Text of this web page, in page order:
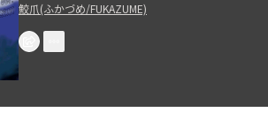
鮫爪(ふかづめ/FUKAZUME)